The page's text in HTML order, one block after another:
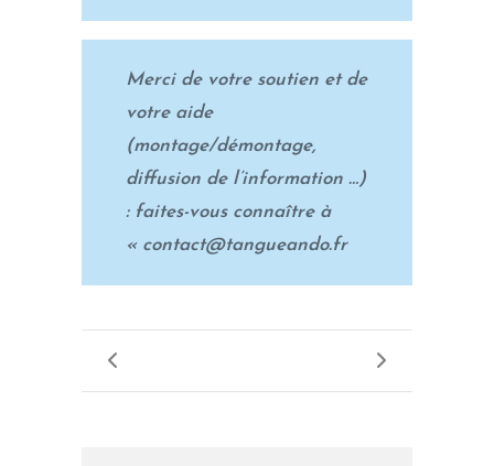
Merci de votre soutien et de
votre aide
(montage/démontage,
diffusion de l’information …)
: faites-vous connaître à
« contact@tangueando.fr